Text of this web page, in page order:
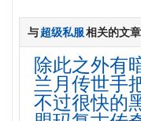
与超级私服相关的文章
除此之外有
兰月传世手
不过很快的